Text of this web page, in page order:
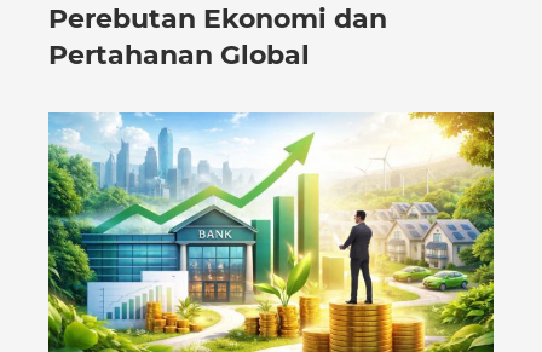
Perebutan Ekonomi dan
Pertahanan Global